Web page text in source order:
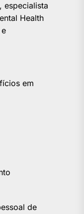
especialista
Health
em
de